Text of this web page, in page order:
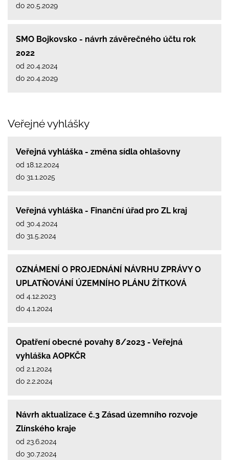
do 20.5.2029
SMO Bojkovsko - návrh závěrečného účtu rok
2022
od 20.4.2024
do 20.4.2029
Veřejné vyhlášky
Veřejná vyhláška - změna sídla ohlašovny
od 18.12.2024
do 31.1.2025
Veřejná vyhláška - Finanční úřad pro ZL kraj
od 30.4.2024
do 31.5.2024
OZNÁMENÍ O PROJEDNÁNÍ NÁVRHU ZPRÁVY O
UPLATŇOVÁNÍ ÚZEMNÍHO PLÁNU ŽÍTKOVÁ
od 4.12.2023
do 4.1.2024
Opatření obecné povahy 8/2023 - Veřejná
vyhláška AOPKČR
od 2.1.2024
do 2.2.2024
Návrh aktualizace č.3 Zásad územního rozvoje
Zlínského kraje
od 23.6.2024
do 30.7.2024